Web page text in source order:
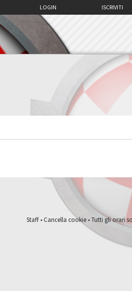
ISCRIVITI
LOGIN
Staff•Cancella cookie• Tutti gli orari